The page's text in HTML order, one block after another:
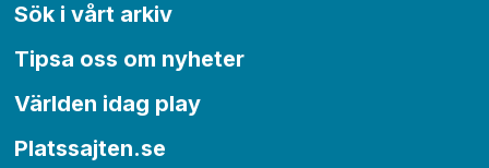
Sök i vårt arkiv
Tipsa oss om nyheter
Världen idag play
Platssajten.se